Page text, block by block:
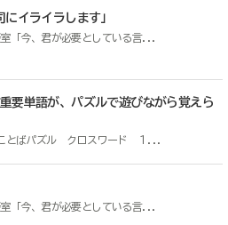
イライラします」
「今、君が必要としている言...
要単語が、パズルで遊びながら覚えら
ことばパズル クロスワード １...
「今、君が必要としている言...